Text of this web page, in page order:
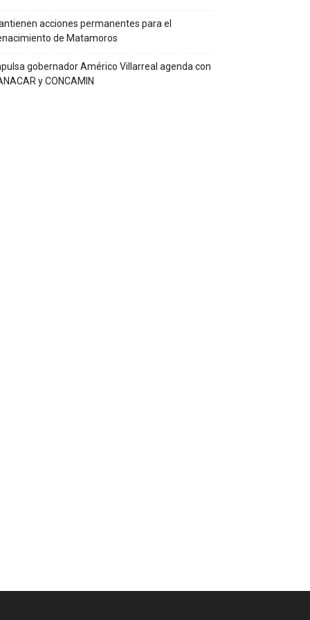
acciones permanentes para el
de Matamoros
gobernador Américo Villarreal agenda con
y CONCAMIN